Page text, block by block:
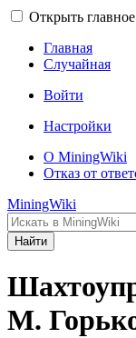
Открыть
Главная
Случайная
Войти
Настройки
О MiningWiki
Отказ от
MiningWiki
Найти
М.